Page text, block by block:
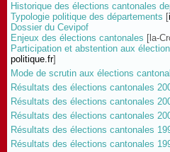
Historique des élections cantonales
Typologie politique des départements [
Dossier du Cevipof
Enjeux des élections cantonales [la-
Participation et abstention aux
politique.fr]
Mode de scrutin aux élections
Résultats des élections cantonales
Résultats des élections cantonales
Résultats des élections cantonales
Résultats des élections cantonales
Résultats des élections cantonales